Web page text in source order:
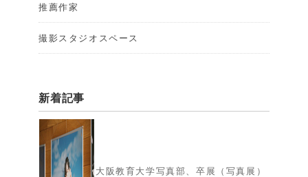
推薦作家
撮影スタジオスペース
新着記事
大阪教育大学写真部、卒展（写真展）